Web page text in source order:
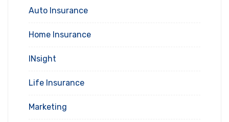
Auto Insurance
Home Insurance
INsight
Life Insurance
Marketing